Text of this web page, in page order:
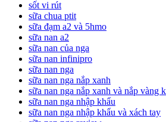
sốt vi rút
sữa chua ptit
sữa đạm a2 và 5hmo
sữa nan a2
sữa nan của nga
sữa nan infinipro
sữa nan nga
sữa nan nga nắp xanh
sữa nan nga nắp xanh và nắp vàng
sữa nan nga nhập khẩu
sữa nan nga nhập khẩu và xách tay